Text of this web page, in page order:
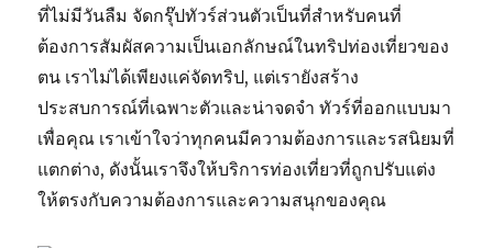
ที่ไม่มีวันลืม จัดกรุ๊ปทัวร์ส่วนตัวเป็นที่สำหรับคนที่
ต้องการสัมผัสความเป็นเอกลักษณ์ในทริปท่องเที่ยวของ
ตน เราไม่ได้เพียงแค่จัดทริป, แต่เรายังสร้าง
ประสบการณ์ที่เฉพาะตัวและน่าจดจำ ทัวร์ที่ออกแบบมา
เพื่อคุณ เราเข้าใจว่าทุกคนมีความต้องการและรสนิยมที่
แตกต่าง, ดังนั้นเราจึงให้บริการท่องเที่ยวที่ถูกปรับแต่ง
ให้ตรงกับความต้องการและความสนุกของคุณ